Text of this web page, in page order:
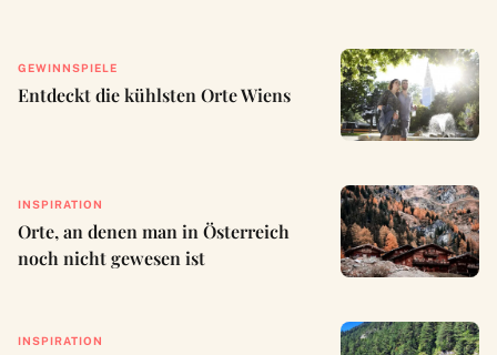
GEWINNSPIELE
Entdeckt die kühlsten Orte Wiens
INSPIRATION
Orte, an denen man in Österreich
noch nicht gewesen ist
INSPIRATION